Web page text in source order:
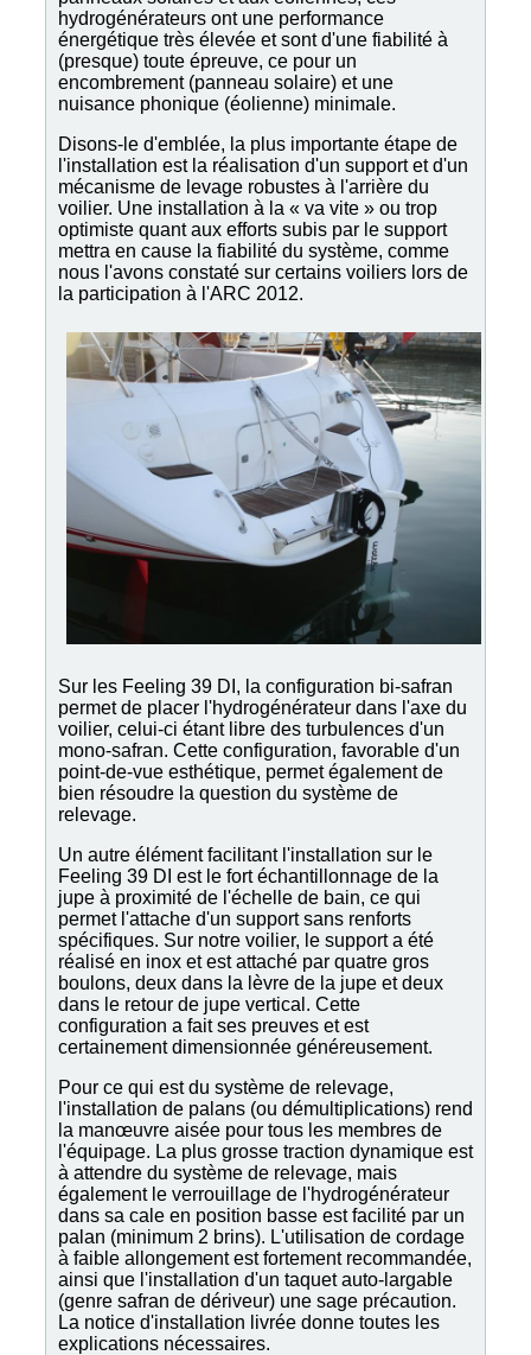
hydrogénérateurs ont une performance
énergétique très élevée et sont d'une fiabilité à
(presque) toute épreuve, ce pour un
encombrement (panneau solaire) et une
nuisance phonique (éolienne) minimale.
Disons-le d'emblée, la plus importante étape de
l'installation est la réalisation d'un support et d'un
mécanisme de levage robustes à l'arrière du
voilier. Une installation à la « va vite » ou trop
optimiste quant aux efforts subis par le support
mettra en cause la fiabilité du système, comme
nous l'avons constaté sur certains voiliers lors de
la participation à l'ARC 2012.
Sur les Feeling 39 DI, la configuration bi-safran
permet de placer l'hydrogénérateur dans l'axe du
voilier, celui-ci étant libre des turbulences d'un
mono-safran. Cette configuration, favorable d'un
point-de-vue esthétique, permet également de
bien résoudre la question du système de
relevage.
Un autre élément facilitant l'installation sur le
Feeling 39 DI est le fort échantillonnage de la
jupe à proximité de l'échelle de bain, ce qui
permet l'attache d'un support sans renforts
spécifiques. Sur notre voilier, le support a été
réalisé en inox et est attaché par quatre gros
boulons, deux dans la lèvre de la jupe et deux
dans le retour de jupe vertical. Cette
configuration a fait ses preuves et est
certainement dimensionnée généreusement.
Pour ce qui est du système de relevage,
l'installation de palans (ou démultiplications) rend
la manœuvre aisée pour tous les membres de
l'équipage. La plus grosse traction dynamique est
à attendre du système de relevage, mais
également le verrouillage de l'hydrogénérateur
dans sa cale en position basse est facilité par un
palan (minimum 2 brins). L'utilisation de cordage
à faible allongement est fortement recommandée,
ainsi que l'installation d'un taquet auto-largable
(genre safran de dériveur) une sage précaution.
La notice d'installation livrée donne toutes les
explications nécessaires.